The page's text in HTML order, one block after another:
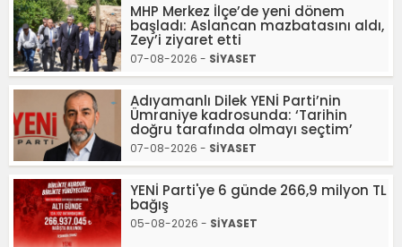
MHP Merkez İlçe’de yeni dönem
başladı: Aslancan mazbatasını aldı,
Zey’i ziyaret etti
07-08-2026 - SİYASET
Adıyamanlı Dilek YENİ Parti’nin
Ümraniye kadrosunda: ‘Tarihin
doğru tarafında olmayı seçtim’
07-08-2026 - SİYASET
YENİ Parti'ye 6 günde 266,9 milyon TL
bağış
05-08-2026 - SİYASET